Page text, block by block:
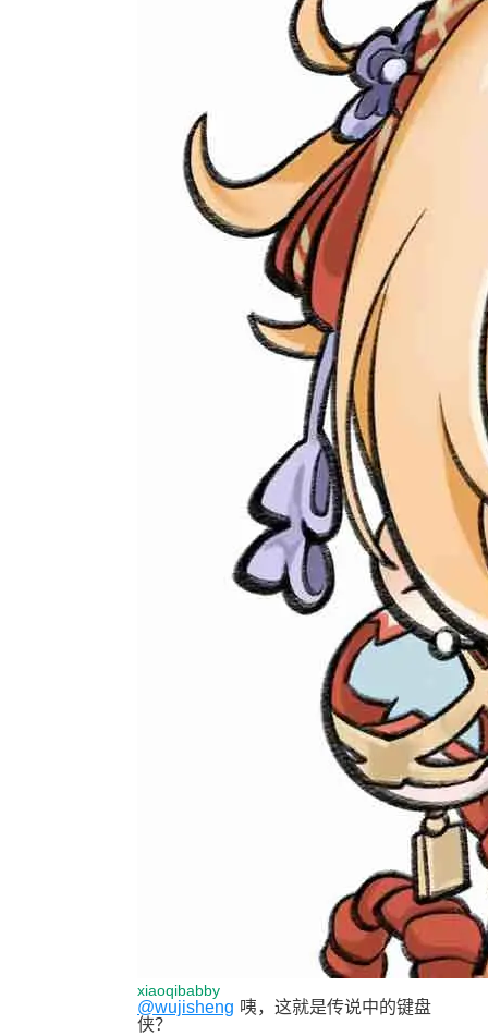
xiaoqibabby
@wujisheng 咦，这就是传说中的键盘
侠？